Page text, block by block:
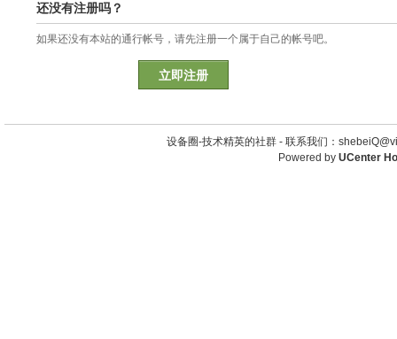
还没有注册吗？
如果还没有本站的通行帐号，请先注册一个属于自己的帐号吧。
立即注册
设备圈-技术精英的社群 - 联系我们：
Powered by UCenter